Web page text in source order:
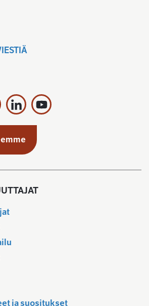
TELA ry X:ssäTELA ry Bluesky:ssa
TELA ry
Työeläkevakuuttajat TELA ry
Työeläkevakuuttajat TELA ry
ja suositukset